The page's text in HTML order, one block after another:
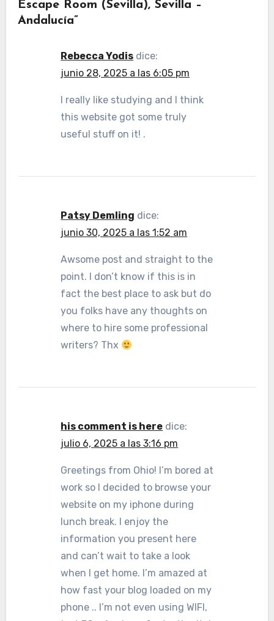
Escape Room (Sevilla), Sevilla –
Andalucía”
Rebecca Yodis dice:
junio 28, 2025 a las 6:05 pm
I really like studying and I think
this website got some truly
useful stuff on it! .
Patsy Demling dice:
junio 30, 2025 a las 1:52 am
Awsome post and straight to the
point. I don’t know if this is in
fact the best place to ask but do
you folks have any thoughts on
where to hire some professional
writers? Thx
his comment is here dice:
julio 6, 2025 a las 3:16 pm
Greetings from Ohio! I’m bored at
work so I decided to browse your
website on my iphone during
lunch break. I enjoy the
information you present here
and can’t wait to take a look
when I get home. I’m amazed at
how fast your blog loaded on my
phone .. I’m not even using WIFI,